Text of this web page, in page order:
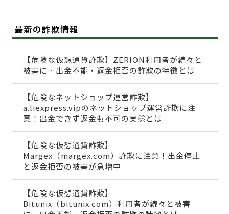
最新の詐欺情報
【危険な仮想通貨詐欺】ZERION利用者が続々と
被害に…出金不能・返金拒否の詐欺の特徴とは
【危険なネットショップ運営詐欺】
a.liexpress.vipのネットショップ運営詐欺に注
意！出金できず返金も不可の実態とは
【危険な仮想通貨詐欺】
Margex（margex.com）詐欺に注意！出金停止
と返金拒否の被害が急増中
【危険な仮想通貨詐欺】
Bitunix（bitunix.com）利用者が続々と被害